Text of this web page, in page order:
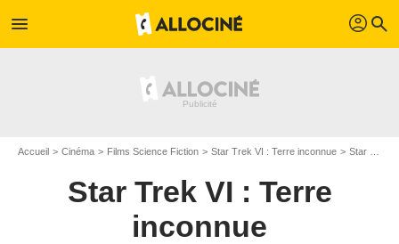
menu profil search
Accueil Cinéma Films Science Fiction Star Trek VI : Terre inconnue Star Trek VI : Terre inconnue en Blu Ray
Star Trek VI : Terre
inconnue